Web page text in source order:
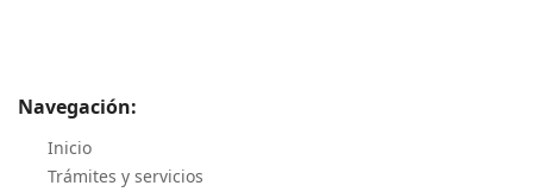
Navegación:
Inicio
Trámites y servicios